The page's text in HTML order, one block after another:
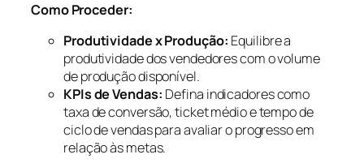
Como Proceder:
Produtividade x Produção: Equilibre a
produtividade dos vendedores com o volume
de produção disponível.
KPIs de Vendas: Defina indicadores como
taxa de conversão, ticket médio e tempo de
ciclo de vendas para avaliar o progresso em
relação às metas.